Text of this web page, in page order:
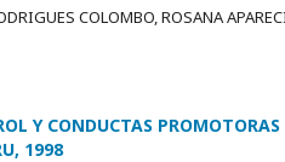
COLOMBO, ROSANA
Y CONDUCTAS
1998